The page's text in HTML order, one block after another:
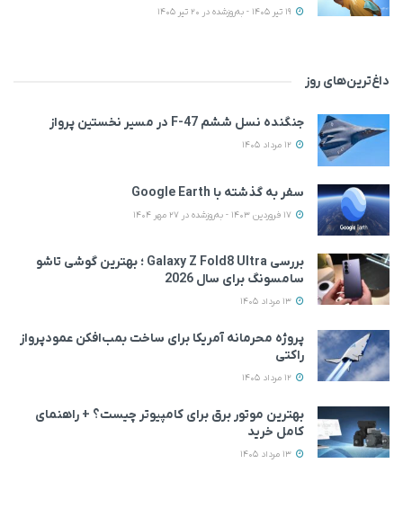
داغ‌ترین‌های روز
جنگنده نسل ششم F-47 در مسیر نخستین پرواز
سفر به گذشته با Google Earth
بررسی Galaxy Z Fold8 Ultra ؛ بهترین گوشی تاشو
سامسونگ برای سال 2026
پروژه محرمانه آمریکا برای ساخت بمب‌افکن عمودپرواز
راکتی
بهترین موتور برق برای کامپیوتر چیست؟ + راهنمای
کامل خرید